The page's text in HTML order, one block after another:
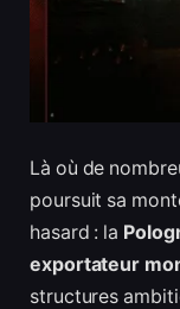
Là où de
poursuit sa
hasard : la
exportateur
structures